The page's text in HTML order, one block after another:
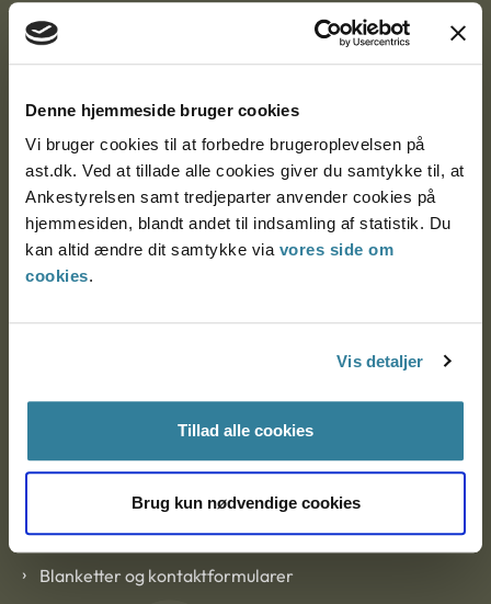
Denne hjemmeside bruger cookies
Vi bruger cookies til at forbedre brugeroplevelsen på
ast.dk. Ved at tillade alle cookies giver du samtykke til, at
Ankestyrelsen samt tredjeparter anvender cookies på
hjemmesiden, blandt andet til indsamling af statistik. Du
kan altid ændre dit samtykke via vores side om
cookies.
Vis detaljer
Tillad alle cookies
Brug kun nødvendige cookies
Ankestyrelsen
Nytorv 7, 2. sal
9000 Aalborg
Ankestyrelsen Aalborg
CVR: 1007 4002
Om Ankestyrelsen
Om Ankestyrelsen
Blanketter og kontaktformularer